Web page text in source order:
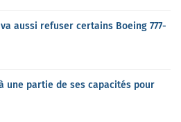
aussi refuser certains Boeing 777-
une partie de ses capacités pour